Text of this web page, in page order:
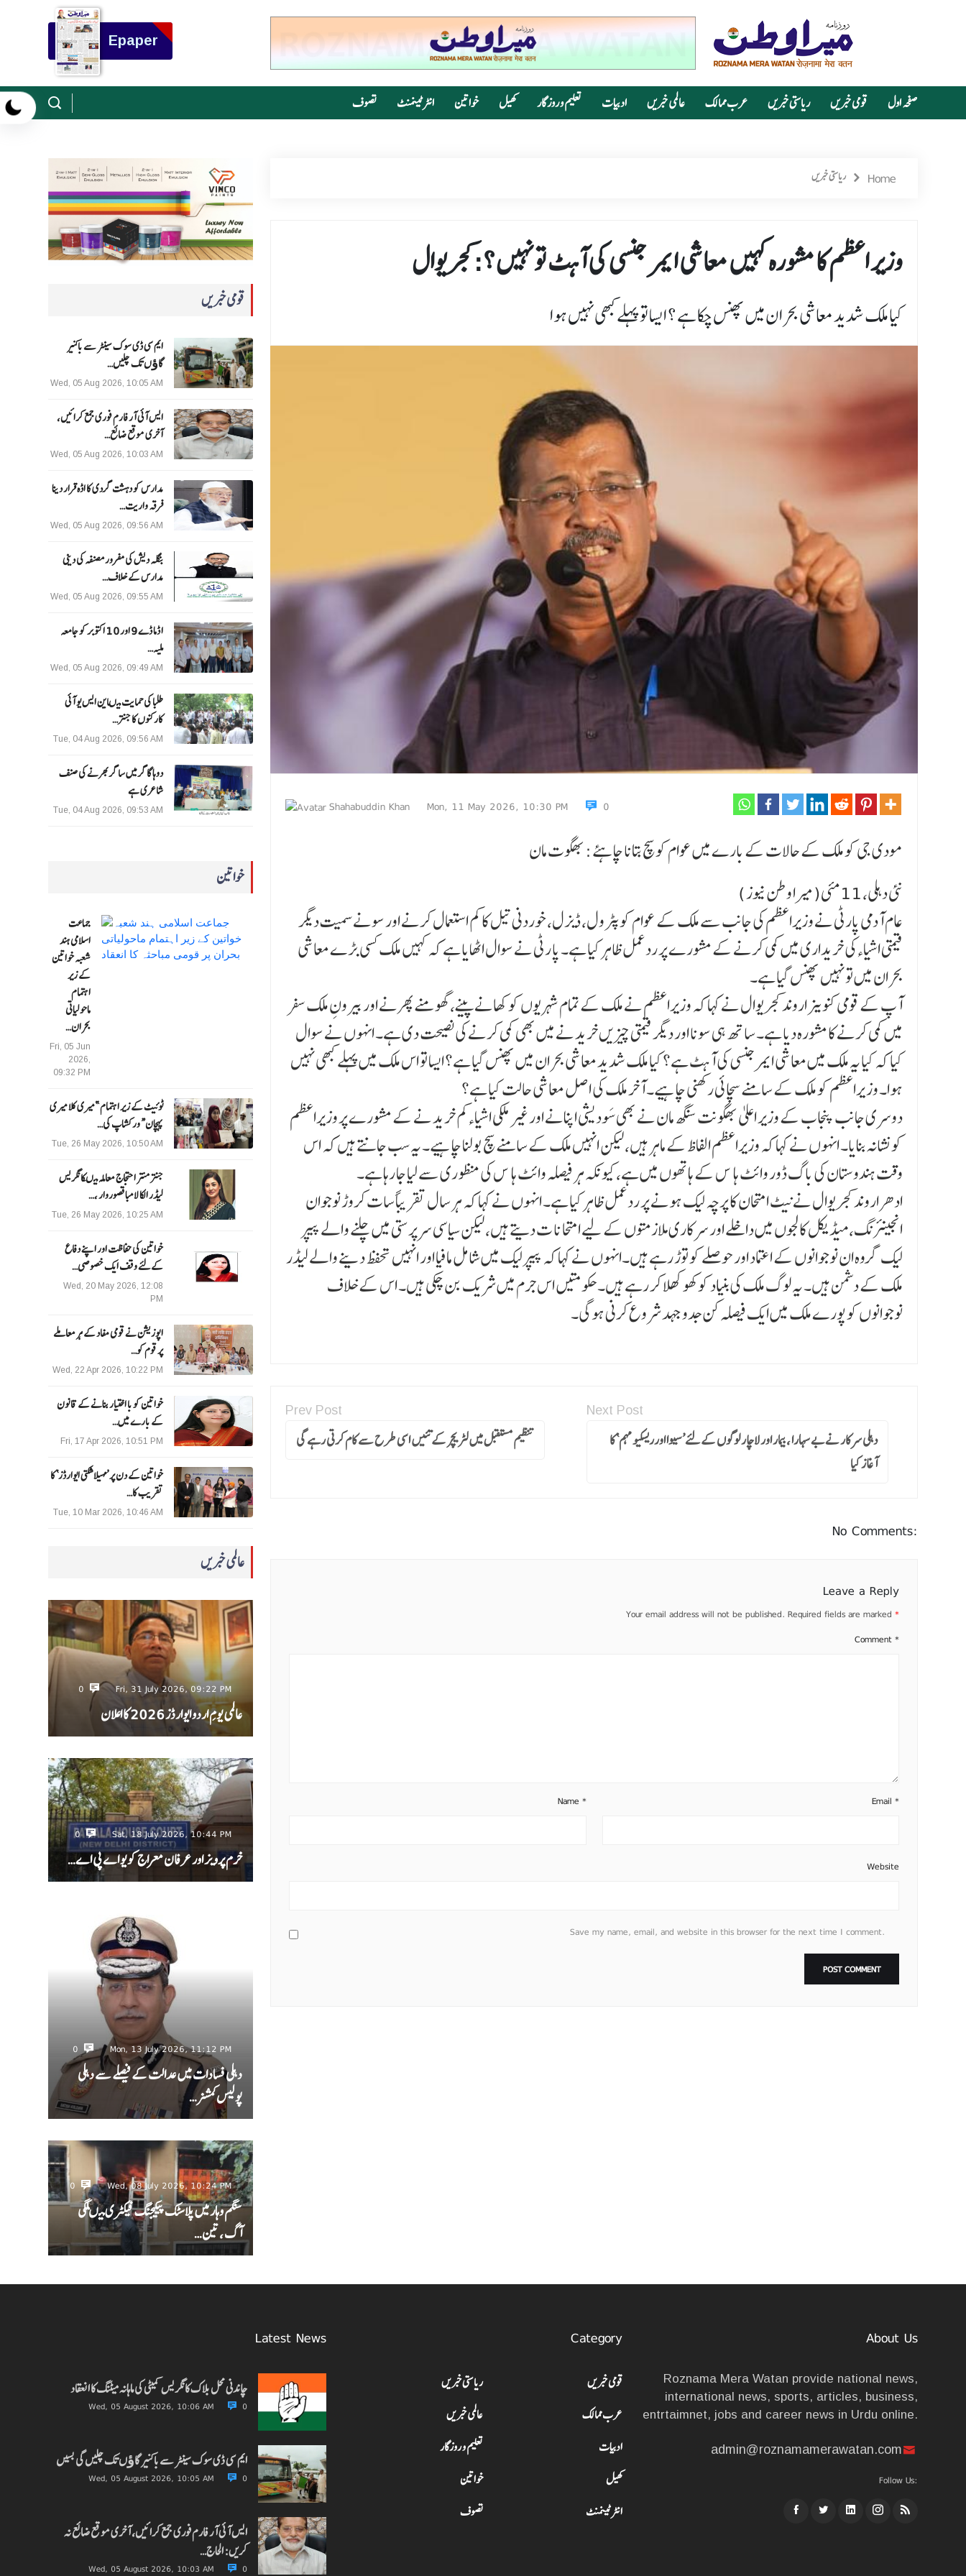
Epaper
صفحہ اول قومی خبریں ریاستی خبریں عرب ممالک عالمی خبریں ادبیات تعلیم و روزگار کھیل خواتین انٹرٹینمنٹ تصوف
قومی خبریں
ایم سی ڈی سوک سینٹر سے باکنیر
گاﺅں تک چلیں…
Wed, 05 Aug 2026, 10:05 AM
ایس آئی آر فارم فوری جمع کرائیں،
آخری موقع ضائع…
Wed, 05 Aug 2026, 10:03 AM
مدارس کو دہشت گردی کا اڈہ قرار دینا
فرقہ واریت…
Wed, 05 Aug 2026, 09:56 AM
بنگلہ دیش کی مفرور مصنفہ کی دینی
مدارس کے خلاف…
Wed, 05 Aug 2026, 09:55 AM
ا ڈما ڈے 9 اور 10 اکتوبر کو جامعہ
ملیہ…
Wed, 05 Aug 2026, 09:49 AM
طلبا کی حمایت میںاین ایس یو آئی
کارکنوں کا جنتر…
Tue, 04 Aug 2026, 09:56 AM
دوہا گاگر میں ساگر بھرنے کی صنف
شاعری ہے
Tue, 04 Aug 2026, 09:53 AM
خواتین
جماعت
اسلامی ہند
شعبہ خواتین
کے زیر
اہتمام
ماحولیاتی
بحران…
Fri, 05 Jun
2026,
09:32 PM
ٹوئیٹ کے زیر اہتمام ”میری کلا میری
پہچان“ ورکشاپ کی…
Tue, 26 May 2026, 10:50 AM
جنتر منتر احتجاج معاملہ میںکانگریس
لیڈر الکا لامبا قصوروار ،…
Tue, 26 May 2026, 10:25 AM
خواتین کی حفاظت اور اپنے دفاع
کےلئے وقف ایک خصوصی…
Wed, 20 May 2026, 12:08
PM
اپوزیشن نے قومی مفاد کے ہر معاملے
پر قوم کو…
Wed, 22 Apr 2026, 10:22 PM
خواتین کو با اختیار بنانے کے قانون
کے بارے میں…
Fri, 17 Apr 2026, 10:51 PM
خواتین کے دن پر ’مہیلا شکتی ایوارڈز‘ کا
تقریب کا…
Tue, 10 Mar 2026, 10:46 AM
عالمی خبریں
Fri, 31 July 2026, 09:22 PM
0
عالمی یومِ اردو ایوارڈز 2026 کا اعلان
Sat, 18 July 2026, 10:44 PM
0
خرم پرویز اور عرفان معراج کو یو اے پی اے…
Mon, 13 July 2026, 11:12 PM
0
دہلی فسادات میں عدالت کے فیصلے سے دہلی
پولیس کمشنر…
Wed, 08 July 2026, 10:24 PM
0
سنگم وہار میں پلاسٹک پیکیجنگ فیکٹری میںلگی
آگ ، تین…
Home ریاستی خبریں
وزیر اعظم کا مشورہ کہیں معاشی ایمر جنسی کی آہٹ تو نہیں ؟:کجریوال
کیا ملک شدید معاشی بحران میں پھنس چکا ہے ؟ ایسا تو پہلے کبھی نہیں ہوا
Shahabuddin Khan Mon, 11 May 2026, 10:30 PM 0
مودی جی کو ملک کے حالات کے بارے میں عوام کو سچ بتانا چاہئے : بھگوت مان
نئی دہلی، 11مئی(میرا وطن نیوز )
عام آدمی پارٹی نے وزیراعظم کی جانب سے ملک کے عوام کو پٹرول، ڈیزل، خوردنی تیل کا کم استعمال کرنے اور سونے سمیت دیگر
قیمتی اشیاءکی خریداری میں کمی کرنے کے مشورے پر ردعمل ظاہر کیا ہے۔ پا رٹی نے سوال اٹھایا ہے کہ کہیں ملک کسی بڑے معاشی
بحران میں تو نہیں پھنس گیا ہے۔
آپ کے قومی کنوینر اروند کجریوال نے کہا کہ وزیراعظم نے ملک کے تمام شہریوں کو کھانے پینے، گھو منے پھرنے اور بیرونِ ملک سفر
میں کمی کرنے کا مشورہ دیا ہے۔ ساتھ ہی سونا اور دیگر قیمتی چیزیں خرید نے میں بھی کمی کرنے کی نصیحت دی ہے۔ انہوں نے سوال
کیا کہ کیا یہ ملک میں معاشی ایمرجنسی کی آ ہٹ ہے؟ کیا ملک شدید معاشی بحران میں پھنس گیا ہے؟ ایسا تو اس ملک میں پہلے کبھی نہیں
ہوا۔ وز یراعظم کو ملک کے سامنے سچائی رکھنی چاہیے۔ آخر ملک کی اصل معاشی حالت کیا ہے؟
دوسری جانب پنجاب کے وزیر اعلیٰ بھگونت سنگھ مان نے بھی سَودیشی اپنانے اور غیر ملکی اشیاءکم خرید نے کے مشورے پر وزیراعظم
کو نشانہ بنایا۔ انہوں نے کہا کہ وزیراعظم الفاظ کے ماہر ہیں، لیکن انہیں ملک کے سامنے سچ بولنا چاہیے۔ یہ سب جانتے ہیں کہ اس
وقت ہندوستان کی باگ ڈور وائٹ ہا ¶س کے ہاتھوں میں ہے، کیونکہ ہر فیصلہ وائٹ ہا ¶س کی منظوری سے لیا جا رہا ہے۔
ادھراروند کجریوال نے نیٹ امتحان کا پرچہ لیک ہونے پر ردعمل ظاہر کیا ہے۔ انہوں نے کہا کہ ہر سال تقریباً سات کروڑ نوجوان
انجینئرنگ، میڈیکل کالجوں میں داخلے اور سرکاری ملازمتوں کے لیے امتحا نا ت دیتے ہیں، لیکن سیاسی سرپرستی میں چلنے والے پیپر
لیک گروہ ان نوجوانوں کے اعتماد اور حوصلے کو توڑ رہے ہیں۔انہوں نے کہا کہ پیپر لیک میں شامل مافیا اور انہیں تحفظ دینے والے لیڈر
ملک کے دشمن ہیں۔ یہ لوگ ملک کی بنیاد کو کھوکھلا کر رہے ہیں۔ حکومتیں اس جرم میں شریک بن چکی ہیں۔ اس کے خلاف
نوجوانوں کو پورے ملک میں ایک فیصلہ کن جدوجہد شروع کرنی ہوگی۔
Prev Post
تنظیم مستقبل میں لٹریچر کے تئیں اسی طرح سے کام کرتی رہے گی
Next Post
دہلی سرکار نے بے سہارا ،بیمار اور لاچار لوگوں کےلئے’سیوا اورریسکیو مہم‘ کا
آغاز کیا
No Comments:
Leave a Reply
Your email address will not be published. Required fields are marked *
Comment *
Name* Email *
Website
Save my name, email, and website in this browser for the next time I comment.
Latest News
چاندنی محل بلاک کانگریس کمیٹی کی ماہانہ میٹنگ کا انعقاد
Wed, 05 August 2026, 10:06 AM 0
ایم سی ڈی سوک سینٹر سے باکنیر گاﺅں تک چلیں گی بسیں
Wed, 05 August 2026, 10:05 AM 0
ایس آئی آر فارم فوری جمع کرائیں، آخری موقع ضائع نہ
کریں: الحاج…
Wed, 05 August 2026, 10:03 AM 0
Category
قومی خبریں
ریاستی خبریں
عرب ممالک
عالمی خبریں
ادبیات
تعلیم و روزگار
کھیل
خواتین
انٹرٹینمنٹ
تصوف
About Us
Roznama Mera Watan provide national news,
international news, sports, articles, business,
entrtaimnet, jobs and career news in Urdu online.
admin@roznamamerawatan.com
Follow Us: